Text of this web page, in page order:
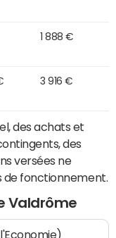
1 888 €
3 916 €
des achats et
des
versées ne
de fonctionnement.
Valdrôme